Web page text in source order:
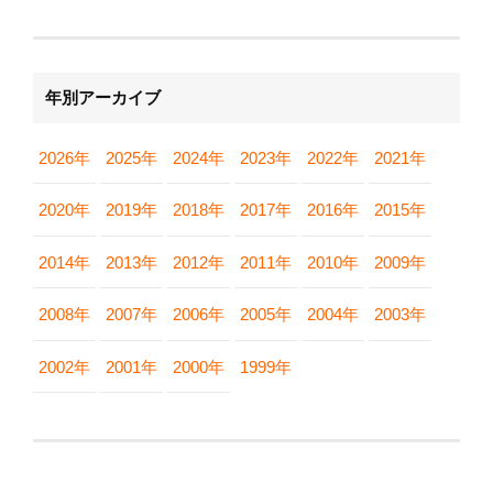
年別アーカイブ
2026年 2025年 2024年 2023年 2022年 2021年
2020年 2019年 2018年 2017年 2016年 2015年
2014年 2013年 2012年 2011年 2010年 2009年
2008年 2007年 2006年 2005年 2004年 2003年
2002年 2001年 2000年 1999年